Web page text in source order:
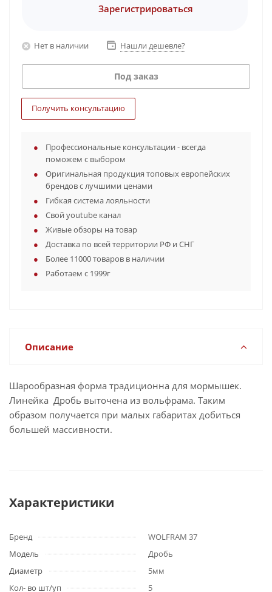
Зарегистрироваться
Нет в наличии Нашли дешевле?
Под заказ
Получить консультацию
Профессиональные консультации - всегда
поможем с выбором
Оригинальная продукция топовых европейских
брендов с лучшими ценами
Гибкая система лояльности
Свой youtube канал
Живые обзоры на товар
Доставка по всей территории РФ и СНГ
Более 11000 товаров в наличии
Работаем с 1999г
Описание
Шарообразная форма традиционна для мормышек.
Линейка Дробь выточена из вольфрама. Таким
образом получается при малых габаритах добиться
большей массивности.
Характеристики
Бренд
WOLFRAM 37
Модель
Дробь
Диаметр
5мм
Кол- во шт/уп
5